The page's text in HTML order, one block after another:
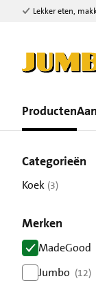
Ga naar zoeken
Ga naar
Lekker eten,
Producten
3 producten
Filters
Categorieën
Koek (3)
Merken
MadeGood
resultaten
Jumbo (12)